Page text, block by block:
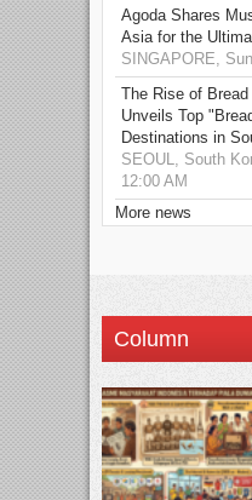
Agoda Shares
Asia for the
SINGAPORE,
The Rise of
Unveils Top
Destinations in
SEOUL, South
12:00 AM
More news
Column